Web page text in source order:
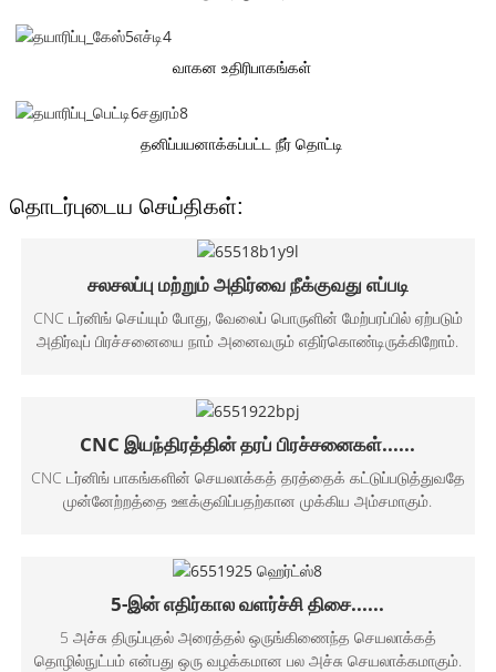
வாகன உதிரிபாகங்கள்
தனிப்பயனாக்கப்பட்ட நீர் தொட்டி
தொடர்புடைய செய்திகள்:
சலசலப்பு மற்றும் அதிர்வை நீக்குவது எப்படி
CNC டர்னிங் செய்யும் போது, ​​வேலைப் பொருளின் மேற்பரப்பில் ஏற்படும்
அதிர்வுப் பிரச்சனையை நாம் அனைவரும் எதிர்கொண்டிருக்கிறோம்.
CNC இயந்திரத்தின் தரப் பிரச்சனைகள்......
CNC டர்னிங் பாகங்களின் செயலாக்கத் தரத்தைக் கட்டுப்படுத்துவதே
முன்னேற்றத்தை ஊக்குவிப்பதற்கான முக்கிய அம்சமாகும்.
5-இன் எதிர்கால வளர்ச்சி திசை......
5 அச்சு திருப்புதல் அரைத்தல் ஒருங்கிணைந்த செயலாக்கத்
தொழில்நுட்பம் என்பது ஒரு வழக்கமான பல அச்சு செயலாக்கமாகும்.